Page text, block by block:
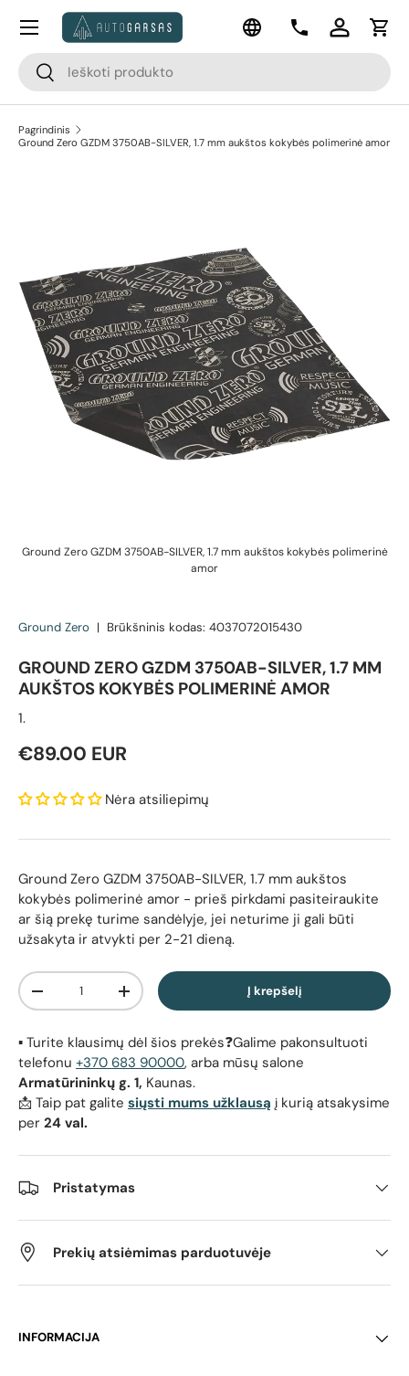
Pereiti prie turinio
Paieška
Paieška
Kalba
KontaktaiPrisijungti
Meniu
Pagrindinis
Ground Zero GZDM 3750AB-SILVER, 1.7 mm aukštos kokybės polimerinė amor
Ground Zero GZDM 3750AB-SILVER, 1.7 mm aukštos kokybės polimerinė
amor
Ground Zero | Brūkšninis kodas: 4037072015430
GROUND ZERO GZDM 3750AB-SILVER, 1.7 MM
AUKŠTOS KOKYBĖS POLIMERINĖ AMOR
1.
Reguliari kaina
€89.00 EUR
Nėra atsiliepimų
Ground Zero GZDM 3750AB-SILVER, 1.7 mm aukštos
kokybės polimerinė amor - prieš pirkdami pasiteiraukite
ar šią prekę turime sandėlyje, jei neturime ji gali būti
užsakyta ir atvykti per 2-21 dieną.
Kiekis
Sumažinti kiekįPadidinti kiekį Į krepšelį
▪️ Turite klausimų dėl šios prekės❓Galime pakonsultuoti
telefonu +370 683 90000, arba mūsų salone
Armatūrininkų g. 1, Kaunas.
📩 Taip pat galite siųsti mums užklausą į kurią atsakysime
per 24 val.
Pristatymas
Prekių atsiėmimas parduotuvėje
INFORMACIJA